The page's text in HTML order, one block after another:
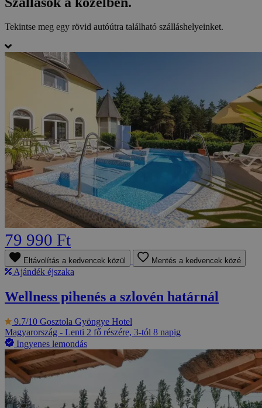
Tekintse meg egy rövid autóútra található szálláshelyeinket.
79 990 Ft
Eltávolítás a kedvencek közül Mentés a kedvencek közé
Ajándék éjszaka
Wellness pihenés a szlovén határnál
9.7/10 Gosztola Gyöngye Hotel
Magyarország - Lenti 2 fő részére, 3-tól 8 napig
Ingyenes lemondás